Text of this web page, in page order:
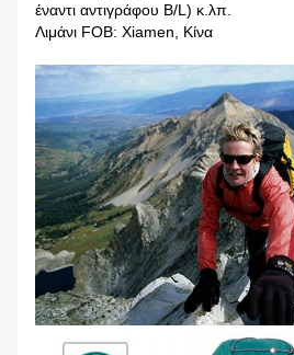
έναντι αντιγράφου B/L) κ.λπ.
Λιμάνι FOB: Xiamen, Κίνα